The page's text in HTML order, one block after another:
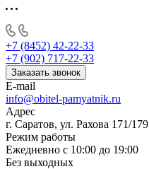
+7 (8452) 42-22-33
+7 (902) 717-22-33
Заказать звонок
E-mail
info@obitel-pamyatnik.ru
Адрес
г. Саратов, ул. Рахова 171/179
Режим работы
Ежедневно с 10:00 до 19:00
Без выходных